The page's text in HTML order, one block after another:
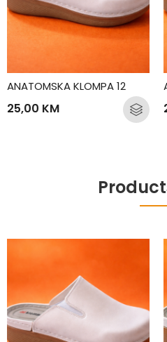
ANATOMSKA KLOMPA 12
25,00 KM